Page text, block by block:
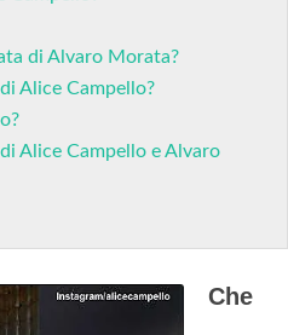
di Alvaro Morata?
Alice Campello?
Alice Campello e Alvaro
Che